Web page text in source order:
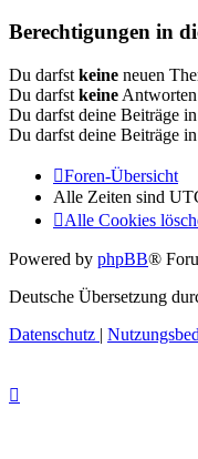
Berechtigungen in
Du darfst keine neuen
Du darfst keine
Du darfst deine Beiträge
Du darfst deine Beiträge
Foren-Übersicht
Alle Zeiten sind
Alle Cookies
Powered by phpBB®
Deutsche Übersetzung
Datenschutz |